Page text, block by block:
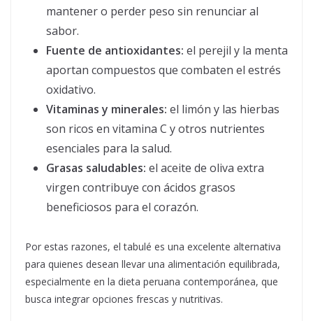
mantener o perder peso sin renunciar al
sabor.
Fuente de antioxidantes: el perejil y la menta
aportan compuestos que combaten el estrés
oxidativo.
Vitaminas y minerales: el limón y las hierbas
son ricos en vitamina C y otros nutrientes
esenciales para la salud.
Grasas saludables: el aceite de oliva extra
virgen contribuye con ácidos grasos
beneficiosos para el corazón.
Por estas razones, el tabulé es una excelente alternativa
para quienes desean llevar una alimentación equilibrada,
especialmente en la dieta peruana contemporánea, que
busca integrar opciones frescas y nutritivas.